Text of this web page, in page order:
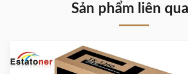
Sản phẩm liên